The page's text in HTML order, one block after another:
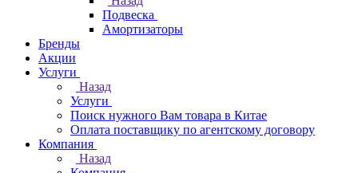
Подвеска
Амортизаторы
Бренды
Акции
Услуги
Назад
Услуги
Поиск нужного Вам товара в Китае
Оплата поставщику по агентскому договору
Компания
Назад